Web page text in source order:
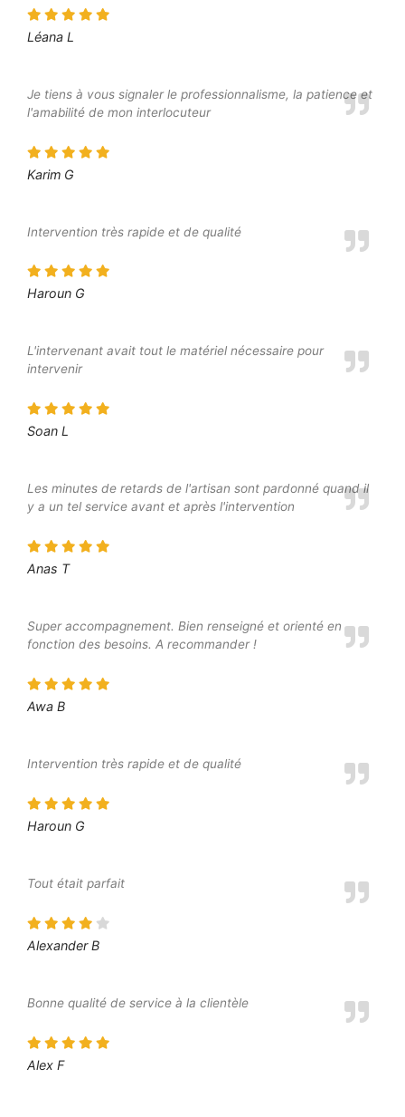
Léana L
Je tiens à vous signaler le professionnalisme, la patience et
l'amabilité de mon interlocuteur
Karim G
Intervention très rapide et de qualité
Haroun G
L'intervenant avait tout le matériel nécessaire pour
intervenir
Soan L
Les minutes de retards de l'artisan sont pardonné quand il
y a un tel service avant et après l'intervention
Anas T
Super accompagnement. Bien renseigné et orienté en
fonction des besoins. A recommander !
Awa B
Intervention très rapide et de qualité
Haroun G
Tout était parfait
Alexander B
Bonne qualité de service à la clientèle
Alex F